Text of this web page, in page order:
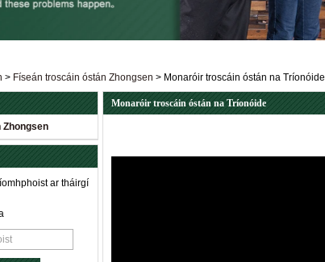
> Físeán troscáin óstán Zhongsen > Monaróir troscáin óstán na Tríonóide
ar tháirgí
Monaróir troscáin óstán na Tríonóide